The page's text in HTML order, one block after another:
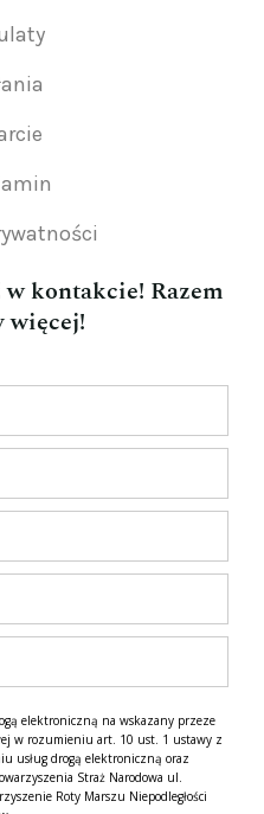
kontakcie! Razem
więcej!
elektroniczną na wskazany przeze
w rozumieniu art. 10 ust. 1 ustawy z
usług drogą elektroniczną oraz
Straż Narodowa ul.
Roty Marszu Niepodległości